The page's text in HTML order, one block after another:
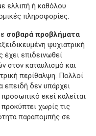
ελλιπή ή καθόλου
πληροφορίες.
σοβαρά προβλήματα
ψυχιατρική
έχει επιδεινωθεί
στον καταυλισμό και
περίθαλψη. Πολλοί
επειδή δεν υπάρχει
προσωπικό εκεί καλείται
χωρίς τις
παραπομπής σε